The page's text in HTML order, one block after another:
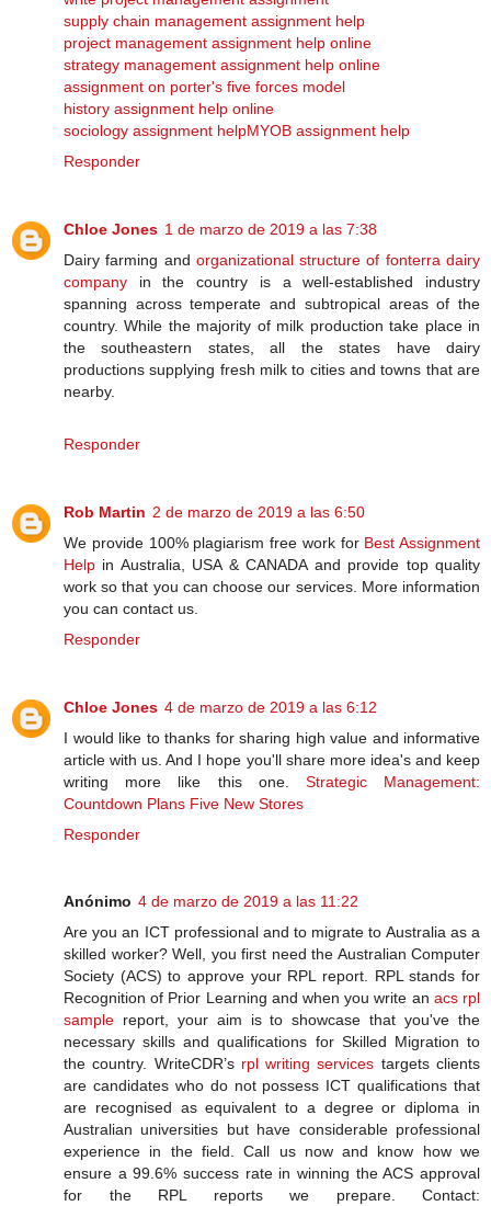
supply chain management assignment help
project management assignment help online
strategy management assignment help online
assignment on porter's five forces model
history assignment help online
sociology assignment helpMYOB assignment help
Responder
Chloe Jones 1 de marzo de 2019 a las 7:38
Dairy farming and organizational structure of fonterra dairy
company in the country is a well-established industry
spanning across temperate and subtropical areas of the
country. While the majority of milk production take place in
the southeastern states, all the states have dairy
productions supplying fresh milk to cities and towns that are
nearby.
Responder
Rob Martin 2 de marzo de 2019 a las 6:50
We provide 100% plagiarism free work for Best Assignment
Help in Australia, USA & CANADA and provide top quality
work so that you can choose our services. More information
you can contact us.
Responder
Chloe Jones 4 de marzo de 2019 a las 6:12
I would like to thanks for sharing high value and informative
article with us. And I hope you'll share more idea's and keep
writing more like this one. Strategic Management:
Countdown Plans Five New Stores
Responder
Anónimo 4 de marzo de 2019 a las 11:22
Are you an ICT professional and to migrate to Australia as a
skilled worker? Well, you first need the Australian Computer
Society (ACS) to approve your RPL report. RPL stands for
Recognition of Prior Learning and when you write an acs rpl
sample report, your aim is to showcase that you've the
necessary skills and qualifications for Skilled Migration to
the country. WriteCDR’s rpl writing services targets clients
are candidates who do not possess ICT qualifications that
are recognised as equivalent to a degree or diploma in
Australian universities but have considerable professional
experience in the field. Call us now and know how we
ensure a 99.6% success rate in winning the ACS approval
for the RPL reports we prepare. Contact: